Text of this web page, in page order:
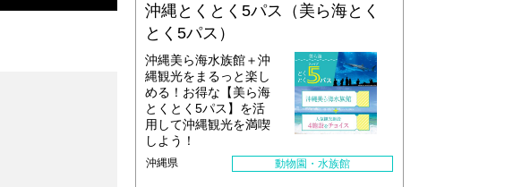
沖縄とくとく5パス（美ら海とく
とく5パス）
沖縄美ら海水族館＋沖
縄観光をまるっと楽し
める！お得な【美ら海
とくとく5パス】を活
用して沖縄観光を満喫
しよう！
沖縄県 動物園・水族館